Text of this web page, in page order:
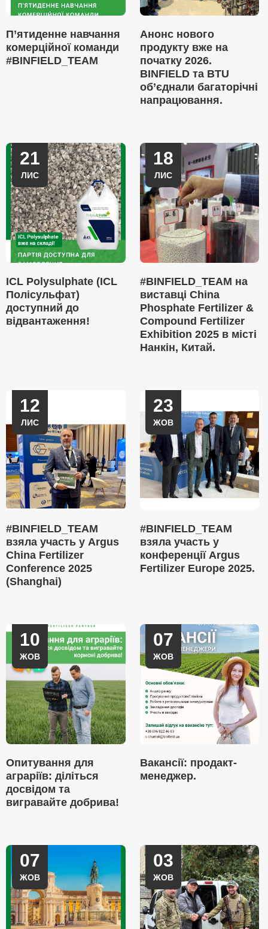
П’ятиденне навчання
комерційної команди
#BINFIELD_TEAM
Анонс нового
продукту вже на
початку 2026.
BINFIELD та BTU
об’єднали багаторічні
напрацювання.
21
ЛИС
ICL Polysulphate (ICL
Полісульфат)
доступний до
відвантаження!
18
ЛИС
#BINFIELD_TEAM на
виставці China
Phosphate Fertilizer &
Compound Fertilizer
Exhibition 2025 в місті
Нанкін, Китай.
12
ЛИС
#BINFIELD_TEAM
взяла участь у Argus
China Fertilizer
Conference 2025
(Shanghai)
23
ЖОВ
#BINFIELD_TEAM
взяла участь у
конференції Argus
Fertilizer Europe 2025.
10
ЖОВ
Опитування для
аграріїв: діліться
досвідом та
вигравайте добрива!
07
ЖОВ
Вакансії: продакт-
менеджер.
07
ЖОВ
03
ЖОВ